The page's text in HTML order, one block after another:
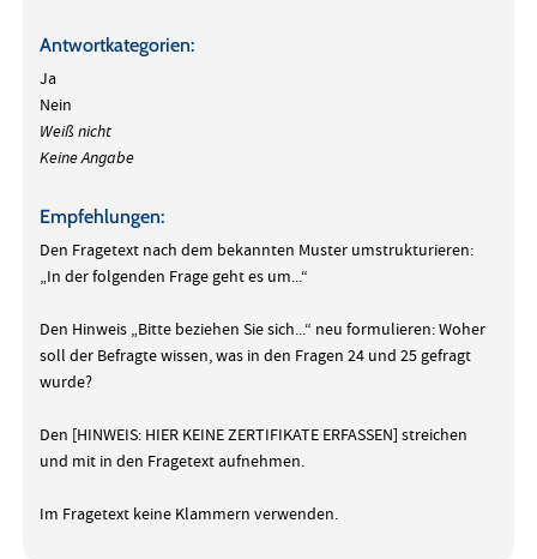
Antwortkategorien:
Ja
Nein
Weiß nicht
Keine Angabe
Empfehlungen:
Den Fragetext nach dem bekannten Muster umstrukturieren:
„In der folgenden Frage geht es um...“
Den Hinweis „Bitte beziehen Sie sich...“ neu formulieren: Woher
soll der Befragte wissen, was in den Fragen 24 und 25 gefragt
wurde?
Den [HINWEIS: HIER KEINE ZERTIFIKATE ERFASSEN] streichen
und mit in den Fragetext aufnehmen.
Im Fragetext keine Klammern verwenden.